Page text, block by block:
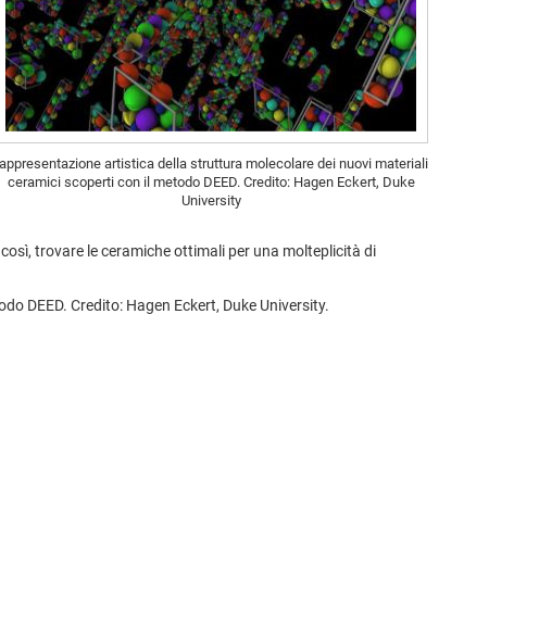
artistica della struttura molecolare dei nuovi materiali
ceramici scoperti con il metodo DEED. Credito: Hagen Eckert, Duke
University
trovare le ceramiche ottimali per una molteplicità di
DEED. Credito: Hagen Eckert, Duke University.